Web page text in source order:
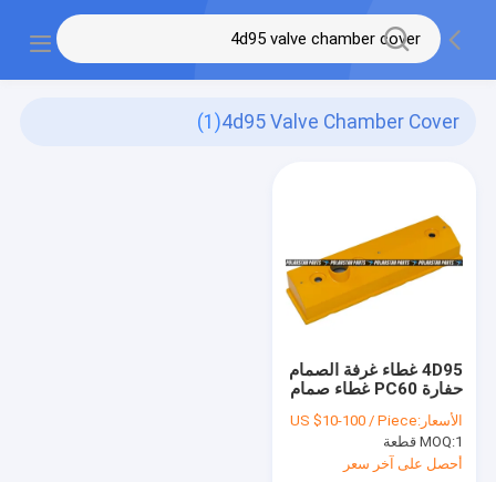
4d95 Valve Chamber Cover
(1)
4D95 غطاء غرفة الصمام
حفارة PC60 غطاء صمام
المحرك 6204-11-8110
الأسعار:US $10-100 / Piece
MOQ:1 قطعة
أحصل على آخر سعر